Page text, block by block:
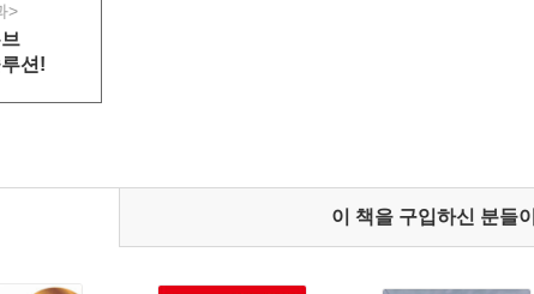
>
션!
이 책을 구입하신 분들이